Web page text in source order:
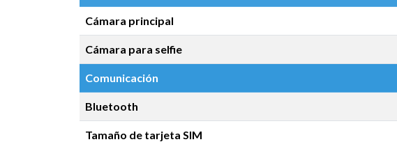
Cámara principal
Cámara para selfie
Comunicación
Bluetooth
Tamaño de tarjeta SIM